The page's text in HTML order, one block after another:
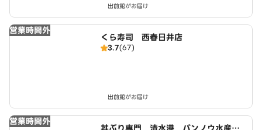
出前館がお届け
営業時間外
くら寿司 西春日井店
3.7(67)
出前館がお届け
営業時間外